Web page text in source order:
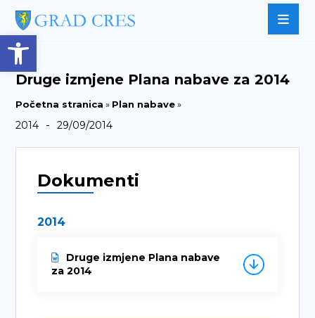
Open toolbar
Druge izmjene Plana nabave za 2014
Početna stranica » Plan nabave»
2014 - 29/09/2014
Dokumenti
2014
Druge izmjene Plana nabave
za 2014